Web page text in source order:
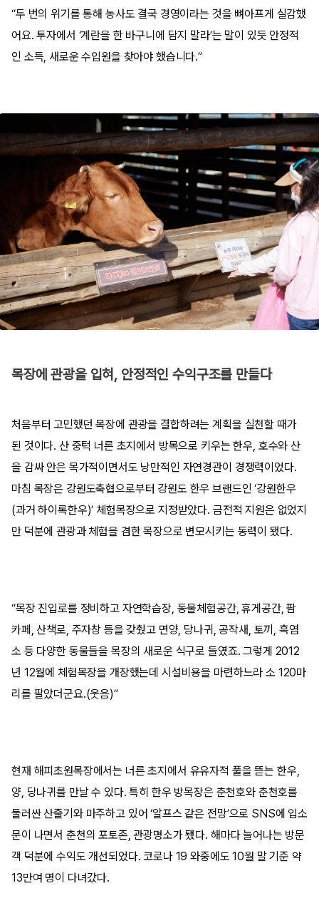
“두 번의 위기를 통해 농사도 결국 경영이라는 것을 뼈아프게 실감했
어요. 투자에서 ‘계란을 한 바구니에 담지 말라’는 말이 있듯 안정적
인 소득, 새로운 수입원을 찾아야 했습니다.”
목장에 관광을 입혀, 안정적인 수익구조를 만들다
처음부터 고민했던 목장에 관광을 결합하려는 계획을 실천할 때가
된 것이다. 산 중턱 너른 초지에서 방목으로 키우는 한우, 호수와 산
을 감싸 안은 목가적이면서도 낭만적인 자연경관이 경쟁력이었다.
마침 목장은 강원도축협으로부터 강원도 한우 브랜드인 ‘강원한우
(과거 하이록한우)’ 체험목장으로 지정받았다. 금전적 지원은 없었지
만 덕분에 관광과 체험을 겸한 목장으로 변모시키는 동력이 됐다.
“목장 진입로를 정비하고 자연학습장, 동물체험공간, 휴게공간, 팜
카페, 산책로, 주자창 등을 갖췄고 면양, 당나귀, 공작새, 토끼, 흑염
소 등 다양한 동물들을 목장의 새로운 식구로 들였죠. 그렇게 2012
년 12월에 체험목장을 개장했는데 시설비용을 마련하느라 소 120마
리를 팔았더군요.(웃음)”
현재 해피초원목장에서는 너른 초지에서 유유자적 풀을 뜯는 한우,
양, 당나귀를 만날 수 있다. 특히 한우 방목장은 춘천호와 춘천호를
둘러싼 산줄기와 마주하고 있어 ‘알프스 같은 전망’으로 SNS에 입소
문이 나면서 춘천의 포토존, 관광명소가 됐다. 해마다 늘어나는 방문
객 덕분에 수익도 개선되었다. 코로나 19 와중에도 10월 말 기준 약
13만여 명이 다녀갔다.